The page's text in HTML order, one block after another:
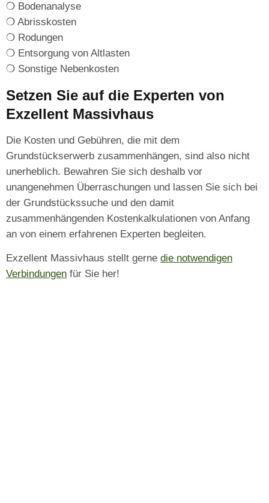
❍ Bodenanalyse
❍ Abrisskosten
❍ Rodungen
❍ Entsorgung von Altlasten
❍ Sonstige Nebenkosten
Setzen Sie auf die Experten von
Exzellent Massivhaus
Die Kosten und Gebühren, die mit dem
Grundstückserwerb zusammenhängen, sind also nicht
unerheblich. Bewahren Sie sich deshalb vor
unangenehmen Überraschungen und lassen Sie sich bei
der Grundstückssuche und den damit
zusammenhängenden Kostenkalkulationen von Anfang
an von einem erfahrenen Experten begleiten.
Exzellent Massivhaus stellt gerne die notwendigen
Verbindungen für Sie her!